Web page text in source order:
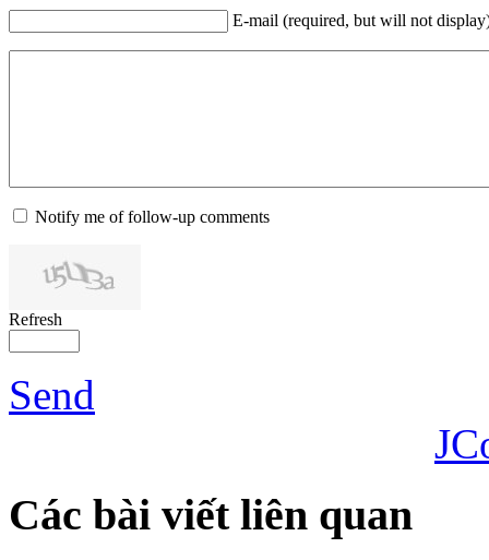
E-mail (required, but will not
Notify me of follow-up comments
Refresh
Send
Các bài viết liên quan